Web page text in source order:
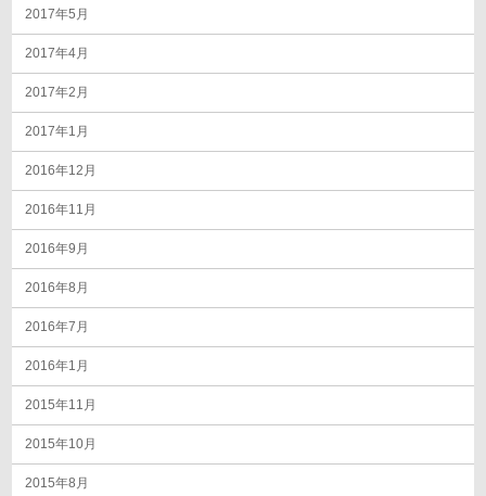
2017年5月
2017年4月
2017年2月
2017年1月
2016年12月
2016年11月
2016年9月
2016年8月
2016年7月
2016年1月
2015年11月
2015年10月
2015年8月